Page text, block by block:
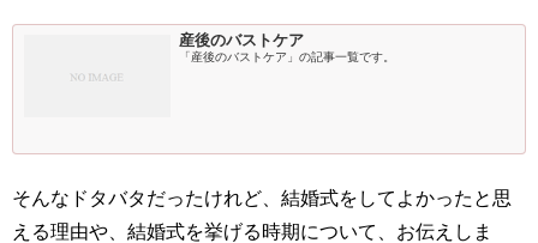
産後のバストケア
「産後のバストケア」の記事一覧です。
そんなドタバタだったけれど、結婚式をしてよかったと思
える理由や、結婚式を挙げる時期について、お伝えしま